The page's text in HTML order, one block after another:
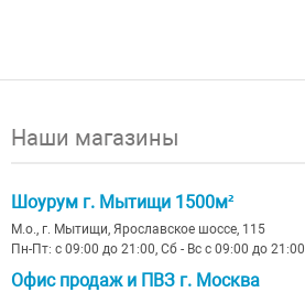
Наши магазины
Шоурум г. Мытищи 1500м²
М.о., г. Мытищи, Ярославское шоссе, 115
Пн-Пт: с 09:00 до 21:00, Сб - Вс с 09:00 до 21:00
Офис продаж и ПВЗ г. Москва